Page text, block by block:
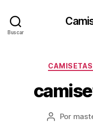
Buscar
Autor
Por